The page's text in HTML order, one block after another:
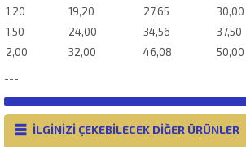
1,20
19,20 27,65 30,00
1,50
24,00 34,56 37,50
2,00
32,00 46,08 50,00
---
İLGİNİZİ ÇEKEBİLECEK DİĞER ÜRÜNLER